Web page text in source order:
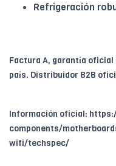
Refrigeración
Factura A, garantía oficial
país. Distribuidor B2B
Información oficial:
components/
wifi/techspec/